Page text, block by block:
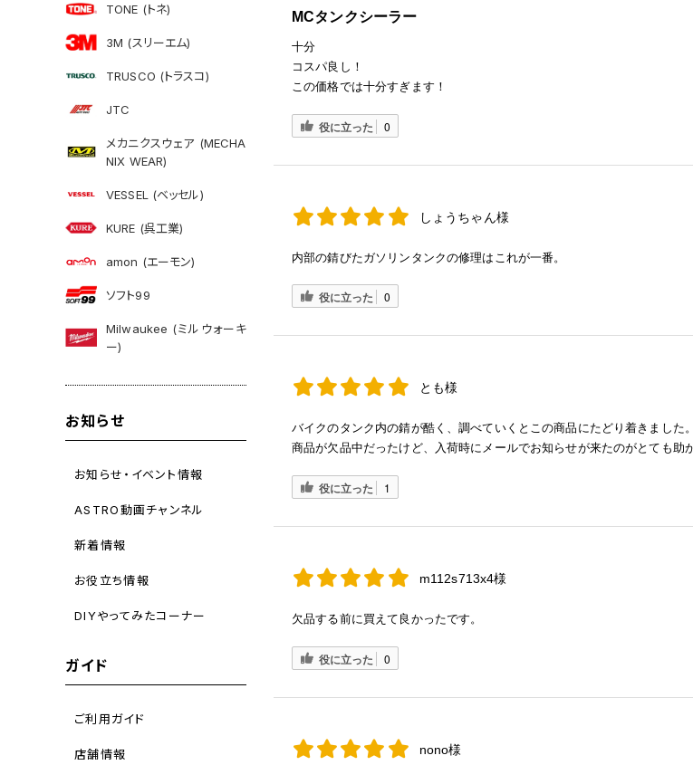
TONE (トネ)
3M (スリーエム)
TRUSCO (トラスコ)
JTC
メカニクスウェア (MECHA
NIX WEAR)
VESSEL (ベッセル)
KURE (呉工業)
amon (エーモン)
ソフト99
Milwaukee (ミルウォーキ
ー)
お知らせ
お知らせ・イベント情報
ASTRO動画チャンネル
新着情報
お役立ち情報
DIYやってみたコーナー
ガイド
ご利用ガイド
店舗情報
MCタンクシーラー
十分
コスパ良し！
この価格では十分すぎます！
役に立った 0
しょうちゃん様
内部の錆びたガソリンタンクの修理はこれが一番。
役に立った 0
とも様
バイクのタンク内の錆が酷く、調べていくとこの商品にたどり着きました
商品が欠品中だったけど、入荷時にメールでお知らせが来たのがとても助
役に立った 1
m112s713x4様
欠品する前に買えて良かったです。
役に立った 0
nono様